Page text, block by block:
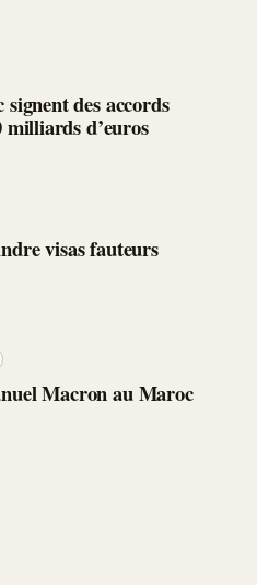
des accords
milliards d’euros
visas fauteurs
Macron au Maroc